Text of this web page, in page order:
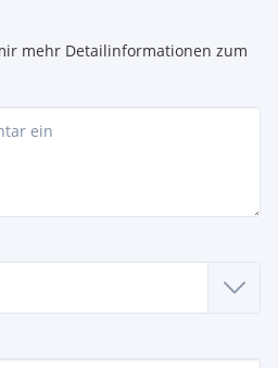
mehr Detailinformationen zum